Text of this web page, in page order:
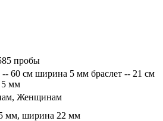
пробы
-- 60 см ширина 5 мм браслет -- 21 см
мм
Женщинам
мм, ширина 22 мм